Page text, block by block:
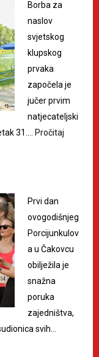
Borba za
naslov
svjetskog
klupskog
prvaka
započela je
jučer prvim
natjecateljski
31.…
Pročitaj
Prvi dan
ovogodišnjeg
Porcijunkulov
a u Čakovcu
obilježila je
snažna
poruka
zajedništva,
svih…